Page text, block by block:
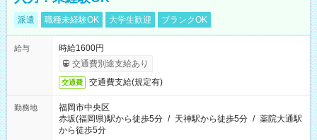
派遣 職種未経験OK 大学生歓迎 ブランクOK
給与
時給1600円
交通費別途支給あり
交通費 交通費支給(規定有)
勤務地
福岡市中央区
赤坂(福岡県)駅から徒歩5分 / 天神駅から徒歩5分 / 薬院大通駅
から徒歩5分